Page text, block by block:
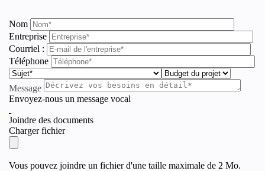
Nom
Entreprise
Courriel :
Téléphone
Message
Envoyez-nous un message vocal
Joindre des documents
Charger fichier
Vous pouvez joindre un fichier d'une taille maximale de 2 Mo.